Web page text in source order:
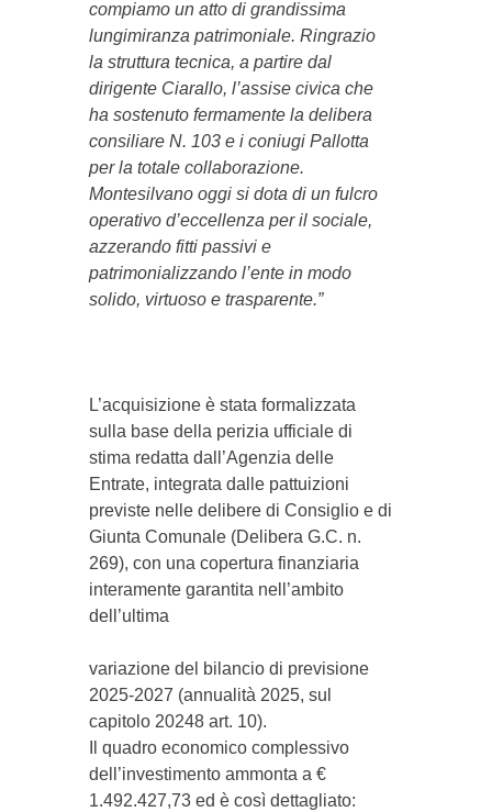
compiamo un atto di grandissima
lungimiranza patrimoniale. Ringrazio
la struttura tecnica, a partire dal
dirigente Ciarallo, l’assise civica che
ha sostenuto fermamente la delibera
consiliare N. 103 e i coniugi Pallotta
per la totale collaborazione.
Montesilvano oggi si dota di un fulcro
operativo d’eccellenza per il sociale,
azzerando fitti passivi e
patrimonializzando l’ente in modo
solido, virtuoso e trasparente.”
L’acquisizione è stata formalizzata
sulla base della perizia ufficiale di
stima redatta dall’Agenzia delle
Entrate, integrata dalle pattuizioni
previste nelle delibere di Consiglio e di
Giunta Comunale (Delibera G.C. n.
269), con una copertura finanziaria
interamente garantita nell’ambito
dell’ultima
variazione del bilancio di previsione
2025-2027 (annualità 2025, sul
capitolo 20248 art. 10).
​Il quadro economico complessivo
dell’investimento ammonta a €
1.492.427,73 ed è così dettagliato: